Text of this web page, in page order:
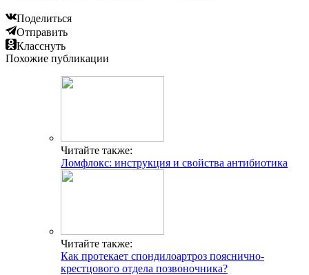
Поделиться
Отправить
Класснуть
Похожие публикации
Читайте также:
Ломфлокс: инструкция и свойства антибиотика
Читайте также:
Как протекает спондилоартроз пояснично-
крестцового отдела позвоночника?